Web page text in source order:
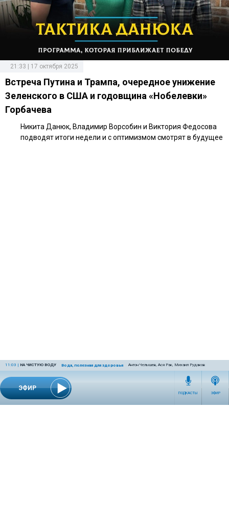
ЭФИР
11:03 | НА ЧИСТУЮ ВОДУ Вода, полезная для здоровья Антон Челышев, Ася Рак, Михаил Рудаков
ПОДКАСТЫ ЭФИР
21:33 | 17 октября 2025
Встреча Путина и Трампа, очередное унижение
Зеленского в США и годовщина «Нобелевки»
Горбачева
Никита Данюк, Владимир Ворсобин и Виктория Федосова
подводят итоги недели и с оптимизмом смотрят в будущее